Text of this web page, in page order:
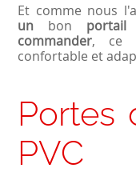
Et comme nous
un bon portail
commander, ce
confortable et
Portes
PVC